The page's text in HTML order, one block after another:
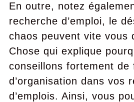
En outre, notez
recherche d’emploi, le
chaos peuvent vite vous
Chose qui explique
conseillons fortement de
d’organisation dans vos
d’emplois. Ainsi, vous